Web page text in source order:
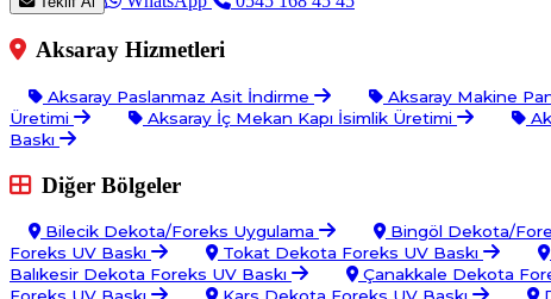
Aksaray Hizmetleri
Aksaray Paslanmaz Asit İndirme Aksaray Makine
Üretimi
Aksaray İç Mekan Kapı İsimlik Üretimi
Baskı
Diğer Bölgeler
Bilecik Dekota/Foreks Uygulama Bingöl Dekota/
Foreks UV Baskı
Tokat Dekota Foreks UV Baskı
Balıkesir Dekota Foreks UV Baskı
Çanakkale Dekota